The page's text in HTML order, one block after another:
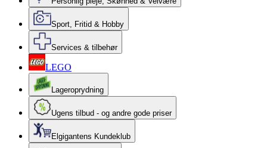
Sport, Fritid & Hobby
Services & tilbehør
LEGO
Lageroprydning
Ugens tilbud - og andre gode priser
Elgigantens Kundeklub